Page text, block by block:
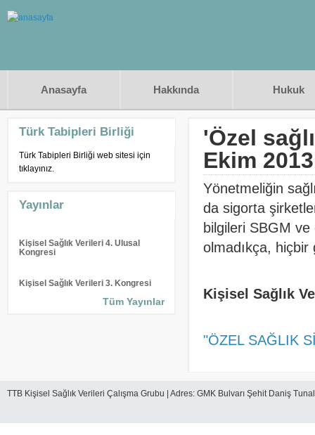
Anasayfa Hakkında Hukuk
Türk Tabipleri Birliği
Türk Tabipleri Birliği web sitesi için
tıklayınız.
Yayınlar
Kişisel Sağlık Verileri 4. Ulusal
Kongresi
Kişisel Sağlık Verileri 3. Kongresi
Tüm Yayınlar
'Özel
Ekim
Yönetmeliğin
da sigorta
bilgileri SBGM ve
olmadıkça, hiçbir
Kişisel Sağlık
"ÖZEL SAĞLIK
TTB Kişisel Sağlık Verileri Çalışma Grubu | Adres: GMK Bulvarı Şehit Daniş